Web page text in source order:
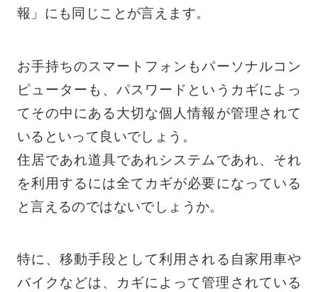
報」にも同じことが言えます。
お手持ちのスマートフォンもパーソナルコン
ピューターも、パスワードというカギによっ
てその中にある大切な個人情報が管理されて
いるといって良いでしょう。
住居であれ道具であれシステムであれ、それ
を利用するには全てカギが必要になっている
と言えるのではないでしょうか。
特に、移動手段として利用される自家用車や
バイクなどは、 カギによって管理されている